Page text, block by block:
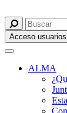
Acceso usuarios
ALMA